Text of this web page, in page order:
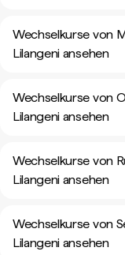
Wechselkurse von
Lilangeni ansehen
Wechselkurse von
Lilangeni ansehen
Wechselkurse von
Lilangeni ansehen
Wechselkurse von
Lilangeni ansehen